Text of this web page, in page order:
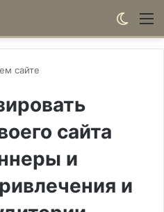
сайте
сайта
и
и